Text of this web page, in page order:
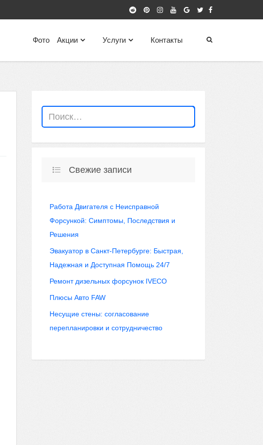
Контакты
Услуги
Акции
Фото
Свежие записи
Работа Двигателя с Неисправной
Форсункой: Симптомы, Последствия и
Решения
Эвакуатор в Санкт-Петербурге: Быстрая,
Надежная и Доступная Помощь 24/7
Ремонт дизельных форсунок IVECO
Плюсы Авто FAW
Несущие стены: согласование
перепланировки и сотрудничество